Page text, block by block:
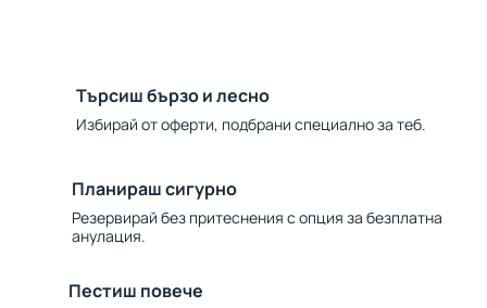
Търсиш бързо и лесно
Избирай от оферти, подбрани специално за теб.
Планираш сигурно
Резервирай без притеснения с опция за безплатна
анулация.
Пестиш повече